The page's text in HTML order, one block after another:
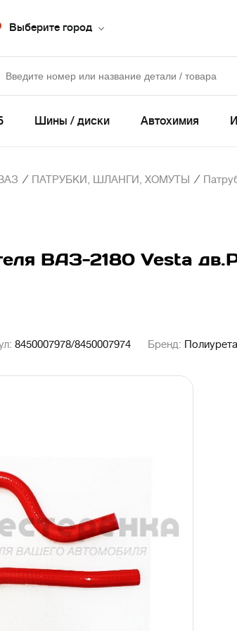
Выберите город
Шины / диски Автохимия
/ ПАТРУБКИ, ШЛАНГИ, ХОМУТЫ /
ВАЗ-2180 Vesta
8450007978/8450007974 Бренд: